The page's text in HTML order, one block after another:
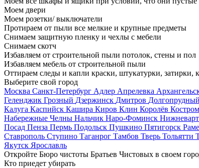
Моем двери
Моем розетки/ выключатели
Протираем от пыли все мелкие и крупные предметы
Снимаем защитную пленку и чехлы с мебели
Снимаем скотч
Избавляем от строительной пыли потолок, стены и пол
Избавляем мебель от строительной пыли
Оттираем следы и капли краски, штукатурки, затирки,
Выберите свой город
Москва Санкт-Петербург Адлер Апрелевка
Геленджик Грозный Дзержинск Дмитров Долгопрудный
Калуга Каспийск Кашира Киров Клин Королёв
Набережные Челны Нальчик Наро-Фоминск
Посад Пенза Пермь Подольск Пушкино Пятигорск
Ставрополь Ступино Таганрог Тамбов Тверь Тольятти
Якутск Ярославль
Откройте Бюро чистоты Братьев Чистовых в своем
Кто приедет убирать